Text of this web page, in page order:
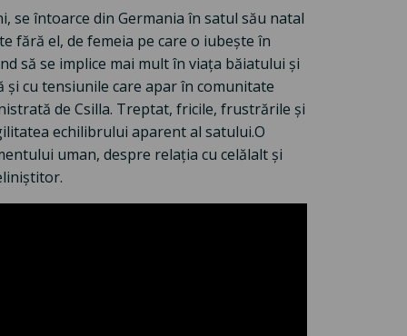
se întoarce din Germania în satul său natal
fără el, de femeia pe care o iubește în
să se implice mai mult în viața băiatului și
cu tensiunile care apar în comunitate
de Csilla. Treptat, fricile, frustrările și
echilibrului aparent al satului.O
uman, despre relația cu celălalt și